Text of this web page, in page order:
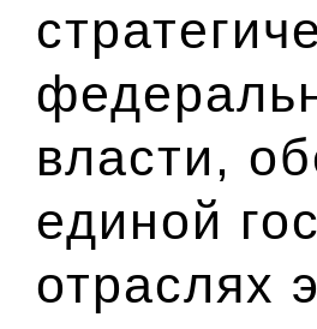
власти,
единой
отраслях